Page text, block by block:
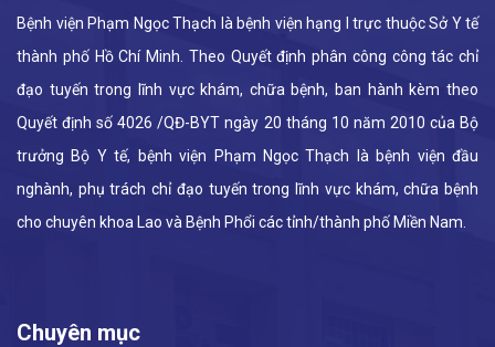
Bệnh viện Phạm Ngọc Thạch là bệnh viện hạng I trực thuộc Sở Y tế
thành phố Hồ Chí Minh. Theo Quyết định phân công công tác chỉ
đạo tuyến trong lĩnh vực khám, chữa bệnh, ban hành kèm theo
Quyết định số 4026 /QĐ-BYT ngày 20 tháng 10 năm 2010 của Bộ
trưởng Bộ Y tế, bệnh viện Phạm Ngọc Thạch là bệnh viện đầu
nghành, phụ trách chỉ đạo tuyến trong lĩnh vực khám, chữa bệnh
cho chuyên khoa Lao và Bệnh Phổi các tỉnh/thành phố Miền Nam.
Chuyên mục